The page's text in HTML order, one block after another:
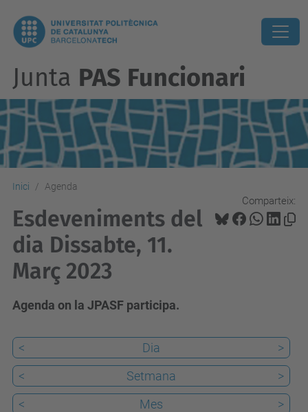
Junta PAS Funcionari
Inici Agenda
Comparteix:
Esdeveniments del
dia Dissabte, 11.
Març 2023
Agenda on la JPASF participa.
< Dia
>
<
Setmana
>
<
Mes >